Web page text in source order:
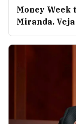
Money Week
Miranda.